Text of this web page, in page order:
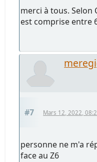
merci à tous. Selon
est comprise entre
#7 Mars 12, 2022,
personne ne m'a
face au Z6